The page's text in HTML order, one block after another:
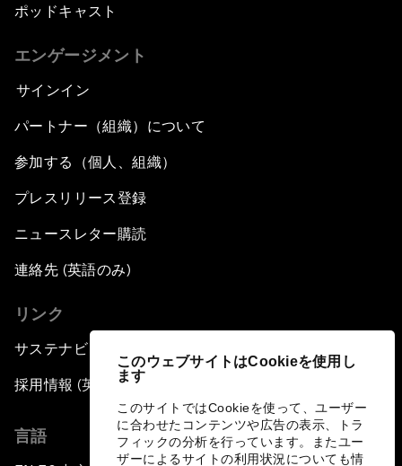
このウェブサイトはCookieを使用し
ます
このサイトではCookieを使って、ユーザー
に合わせたコンテンツや広告の表示、トラ
フィックの分析を行っています。またユー
ザーによるサイトの利用状況についても情
ポッドキャスト
エンゲージメント
サインイン
パートナー（組織）について
参加する（個人、組織）
プレスリリース登録
ニュースレター購読
連絡先 (英語のみ)
リンク
サステナビリティへの取り組み
採用情報 (英語のみ)
言語